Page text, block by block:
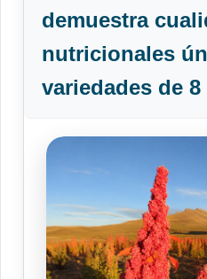
demuestra
nutricionales
variedades de